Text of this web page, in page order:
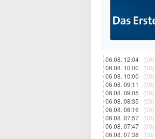
06.08. 12:04 | (00)
06.08. 10:00 | (00)
06.08. 10:00 | (00)
06.08. 09:11 | (00)
06.08. 09:05 | (00)
06.08. 08:35 | (00)
06.08. 08:16 | (00)
06.08. 07:57 | (00)
06.08. 07:47 | (00)
06.08. 07:38 | (00)